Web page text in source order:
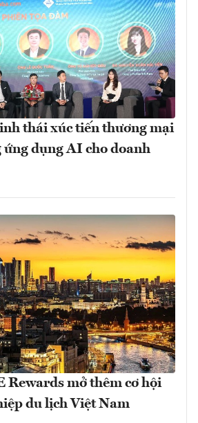
thái xúc tiến thương mại
ứng dụng AI cho doanh
Rewards mở thêm cơ hội
du lịch Việt Nam